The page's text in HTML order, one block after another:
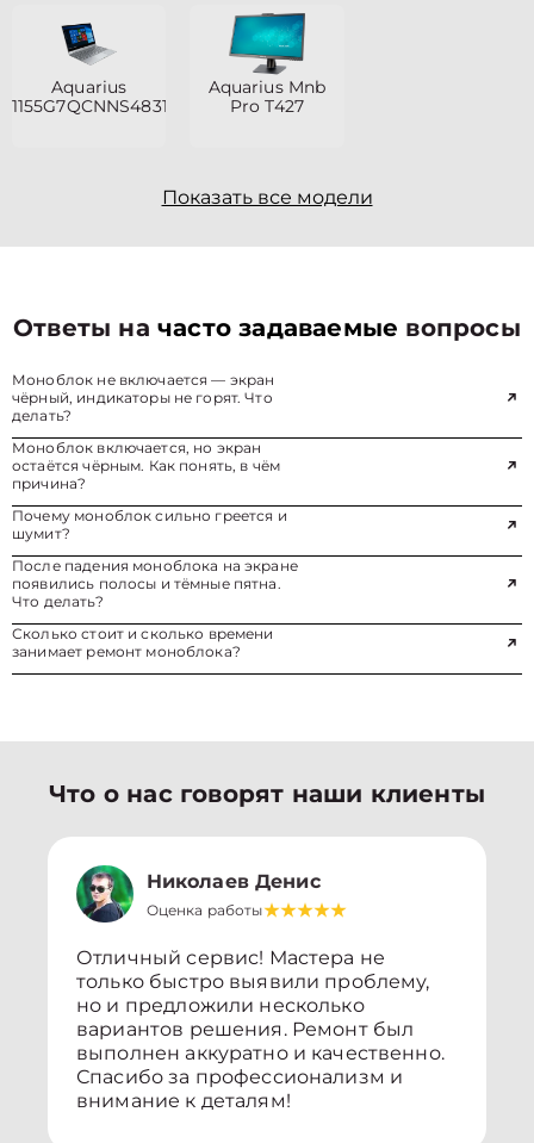
Aquarius
1155G7QCNNS4831M3218Q125E90NT2NNNN2
Aquarius Mnb
Pro T427
Показать все модели
Ответы начасто задаваемые вопросы
Моноблок не включается — экран
чёрный, индикаторы не горят. Что
делать?
Моноблок включается, но экран
остаётся чёрным. Как понять, в чём
причина?
Почему моноблок сильно греется и
шумит?
После падения моноблока на экране
появились полосы и тёмные пятна.
Что делать?
Сколько стоит и сколько времени
занимает ремонт моноблока?
Что о нас говорят наши клиенты
Николаев Денис
Оценка работы
Отличный сервис! Мастера не
только быстро выявили проблему,
но и предложили несколько
вариантов решения. Ремонт был
выполнен аккуратно и качественно.
Спасибо за профессионализм и
внимание к деталям!